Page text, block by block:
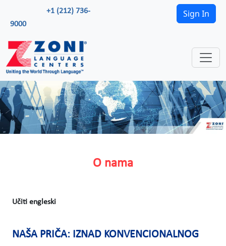
+1 (212) 736-
9000
Sign In
O nama
Učiti engleski
NAŠA PRIČA: IZNAD KONVENCIONALNOG